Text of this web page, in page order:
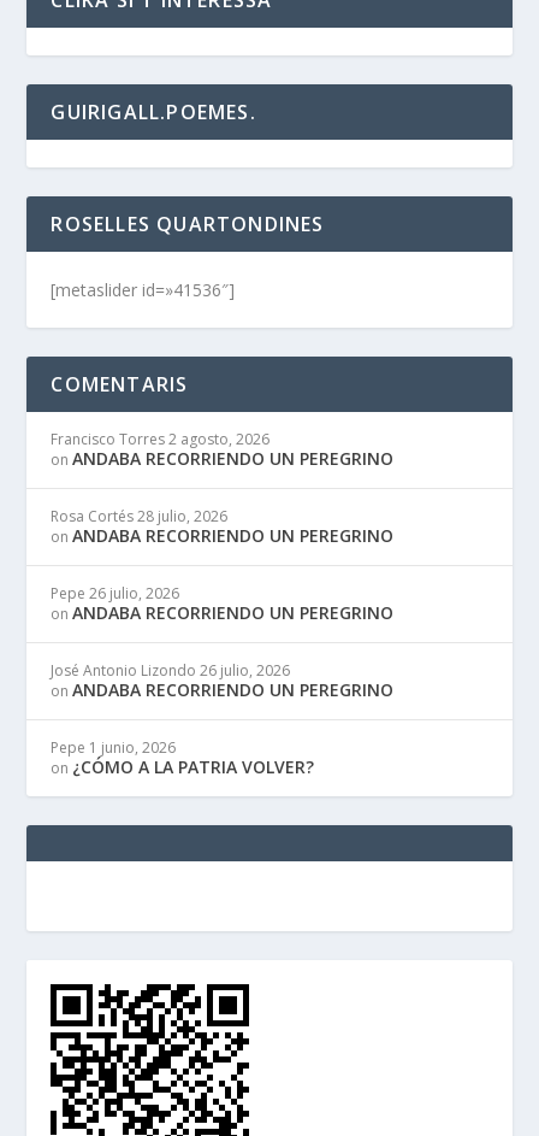
GUIRIGALL.POEMES.
ROSELLES QUARTONDINES
[metaslider id=»41536″]
COMENTARIS
Francisco Torres 2 agosto, 2026
onANDABA RECORRIENDO UN PEREGRINO
Rosa Cortés 28 julio, 2026
onANDABA RECORRIENDO UN PEREGRINO
Pepe 26 julio, 2026
onANDABA RECORRIENDO UN PEREGRINO
José Antonio Lizondo 26 julio, 2026
onANDABA RECORRIENDO UN PEREGRINO
Pepe 1 junio, 2026
on ¿CÓMO A LA PATRIA VOLVER?